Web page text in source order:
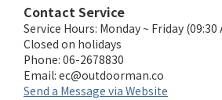
Contact Service
Service Hours: Monday ~ Friday (09:30
Closed on holidays
Phone: 06-2678830
Email: ec@outdoorman.co
Send a Message via Website